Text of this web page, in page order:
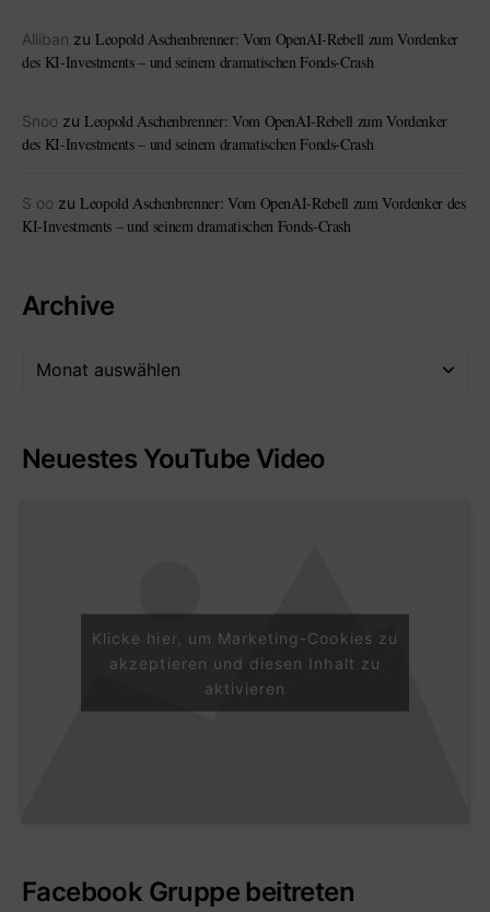
Alliban zu Leopold Aschenbrenner: Vom OpenAI-Rebell zum Vordenker
des KI-Investments – und seinem dramatischen Fonds-Crash
Snoo zu Leopold Aschenbrenner: Vom OpenAI-Rebell zum Vordenker
des KI-Investments – und seinem dramatischen Fonds-Crash
S oo zu Leopold Aschenbrenner: Vom OpenAI-Rebell zum Vordenker des
KI-Investments – und seinem dramatischen Fonds-Crash
Archive
Neuestes YouTube Video
Klicke hier, um Marketing-Cookies zu
akzeptieren und diesen Inhalt zu
aktivieren
Facebook Gruppe beitreten